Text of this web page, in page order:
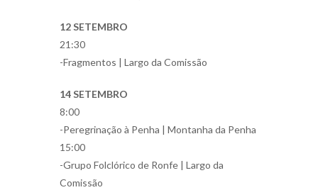
12 SETEMBRO
21:30
-Fragmentos | Largo da Comissão
14 SETEMBRO
8:00
-Peregrinação à Penha | Montanha da Penha
15:00
-Grupo Folclórico de Ronfe | Largo da
Comissão